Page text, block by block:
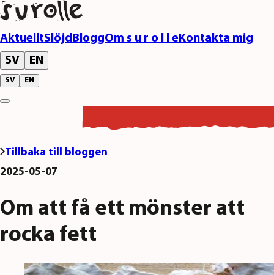
AktuelltSlöjdBloggOm s u r o l l eKontakta mig
SV
EN
SV EN
Tillbaka till bloggen
2025-05-07
Om att få ett mönster att
rocka fett